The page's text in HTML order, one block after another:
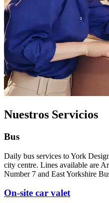
Nuestros Servicios
Bus
Daily bus services to York
city centre. Lines available are
Number 7 and East Yorkshire
On-site car valet